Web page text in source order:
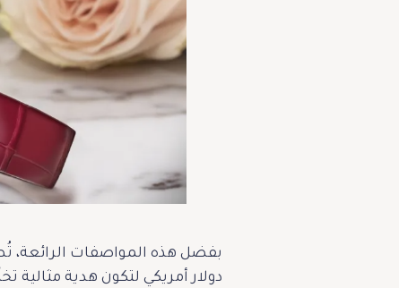
دولار أمريكي لتكون هدية مثالية